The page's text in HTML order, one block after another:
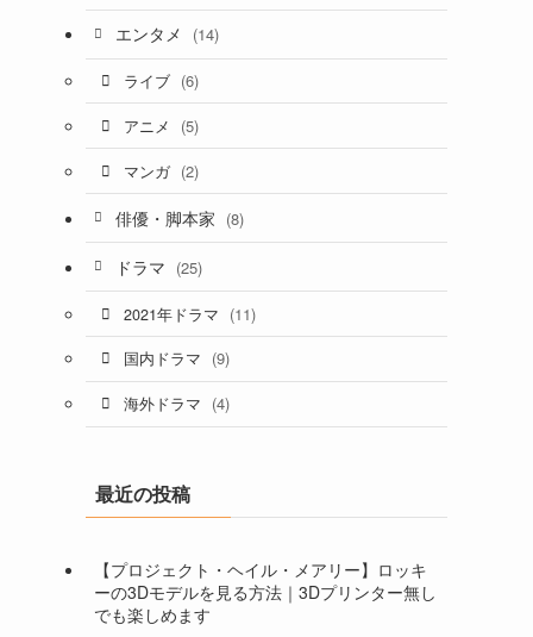
エンタメ (14)
ライブ (6)
アニメ (5)
マンガ (2)
俳優・脚本家 (8)
ドラマ (25)
2021年ドラマ (11)
国内ドラマ (9)
海外ドラマ (4)
最近の投稿
【プロジェクト・ヘイル・メアリー】ロッキ
ーの3Dモデルを見る方法｜3Dプリンター無し
でも楽しめます